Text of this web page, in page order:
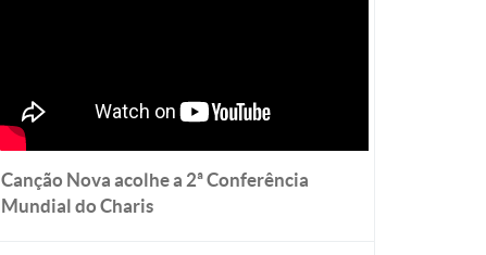
Canção Nova acolhe a 2ª Conferência
Mundial do Charis